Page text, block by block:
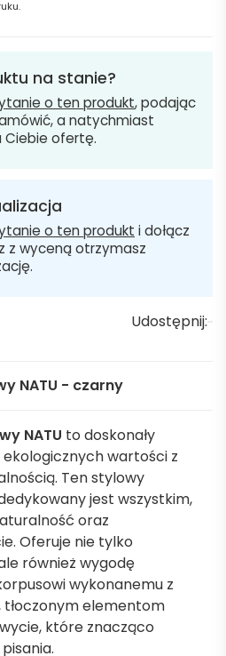
na stanie?
o ten produkt, podając
a natychmiast
ofertę.
o ten produkt i dołącz
z wyceną otrzymasz
Udostępnij:
NATU - czarny
NATU to doskonały
ekologicznych wartości z
Ten stylowy
jest wszystkim,
oraz
Oferuje nie tylko
również wygodę
wykonanemu z
elementom
które znacząco